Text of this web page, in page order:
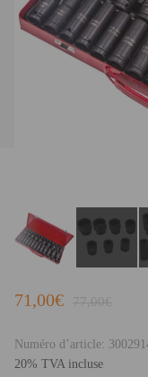
71,00€ 77,00€
Numéro d’article:
20% TVA incluse